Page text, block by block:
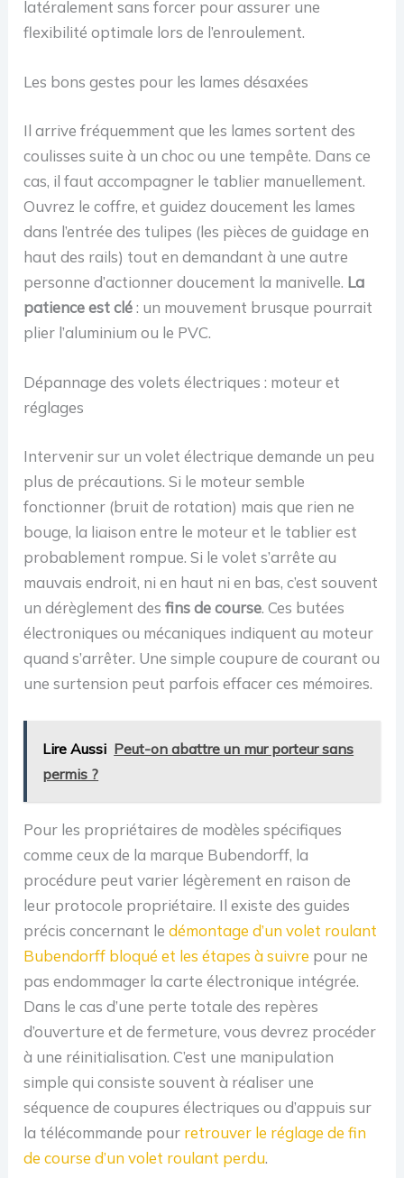
latéralement sans forcer pour assurer une
flexibilité optimale lors de l’enroulement.
Les bons gestes pour les lames désaxées
Il arrive fréquemment que les lames sortent des
coulisses suite à un choc ou une tempête. Dans ce
cas, il faut accompagner le tablier manuellement.
Ouvrez le coffre, et guidez doucement les lames
dans l’entrée des tulipes (les pièces de guidage en
haut des rails) tout en demandant à une autre
personne d’actionner doucement la manivelle. La
patience est clé: un mouvement brusque pourrait
plier l’aluminium ou le PVC.
Dépannage des volets électriques : moteur et
réglages
Intervenir sur un volet électrique demande un peu
plus de précautions. Si le moteur semble
fonctionner (bruit de rotation) mais que rien ne
bouge, la liaison entre le moteur et le tablier est
probablement rompue. Si le volet s’arrête au
mauvais endroit, ni en haut ni en bas, c’est souvent
un dérèglement desfins de course. Ces butées
électroniques ou mécaniques indiquent au moteur
quand s’arrêter. Une simple coupure de courant ou
une surtension peut parfois effacer ces mémoires.
Lire Aussi Peut-on abattre un mur porteur sans
permis ?
Pour les propriétaires de modèles spécifiques
comme ceux de la marque Bubendorff, la
procédure peut varier légèrement en raison de
leur protocole propriétaire. Il existe des guides
précis concernant ledémontage d’un volet roulant
Bubendorff bloqué et les étapes à suivre pour ne
pas endommager la carte électronique intégrée.
Dans le cas d’une perte totale des repères
d’ouverture et de fermeture, vous devrez procéder
à une réinitialisation. C’est une manipulation
simple qui consiste souvent à réaliser une
séquence de coupures électriques ou d’appuis sur
la télécommande pour retrouver le réglage de fin
de course d’un volet roulant perdu.